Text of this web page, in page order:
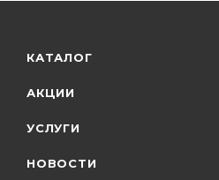
КАТАЛОГ
АКЦИИ
УСЛУГИ
НОВОСТИ